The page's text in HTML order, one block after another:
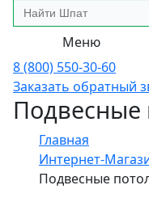
Меню
8 (800) 550-30-60
Заказать обратный
Подвесные
Главная
Интернет-
Подвесные